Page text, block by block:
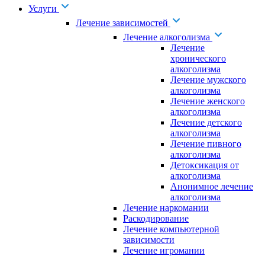
Услуги
Лечение зависимостей
Лечение алкоголизма
Лечение
хронического
алкоголизма
Лечение мужского
алкоголизма
Лечение женского
алкоголизма
Лечение детского
алкоголизма
Лечение пивного
алкоголизма
Детоксикация от
алкоголизма
Анонимное лечение
алкоголизма
Лечение наркомании
Раскодирование
Лечение компьютерной
зависимости
Лечение игромании